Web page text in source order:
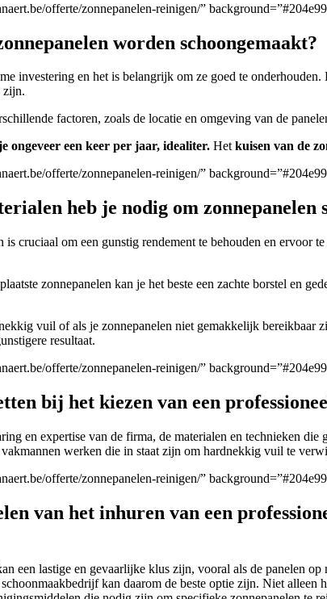
offerte/zonnepanelen-reinigen/”
worden schoongemaakt?
investering en het is belangrijk om ze goed te
zijn.
factoren, zoals de locatie en omgeving van de
ongeveer een keer per jaar, idealiter. Hetkuisen van de
offerte/zonnepanelen-reinigen/”
heb je nodig om zonnepanelen
is cruciaal om een gunstig rendement te behouden en ervoor
zonnepanelen kan je het beste een zachte borstel en
vuil of als je zonnepanelen niet gemakkelijk bereikbaar
resultaat.
offerte/zonnepanelen-reinigen/”
bij het kiezen van een
en expertise van de firma, de materialen en technieken
werken die in staat zijn om hardnekkig vuil te
offerte/zonnepanelen-reinigen/”
van het inhuren van een
een lastige en gevaarlijke klus zijn, vooral als de panelen
kan daarom de beste optie zijn. Niet